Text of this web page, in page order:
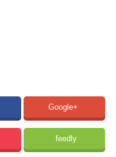
Google+
feedly